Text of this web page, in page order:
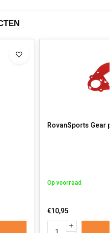
RovanSports Gear
Op voorraad
€10,95